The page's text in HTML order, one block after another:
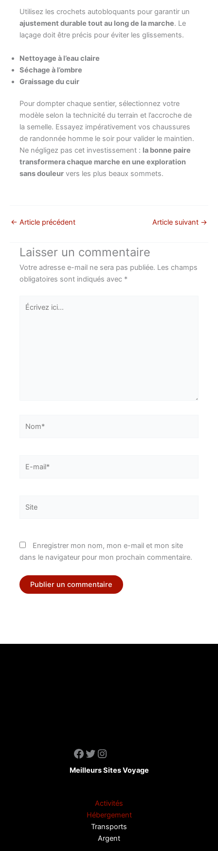
Utilisez les crochets autobloquants pour garantir un
ajustement durable tout au long de la marche. Le
laçage doit être précis pour éviter les glissements.
Nettoyage à l’eau claire
Séchage à l’ombre
Graissage du cuir
Pour dompter chaque sentier, sélectionnez votre
modèle selon la technicité du terrain et l’accroche de
la semelle. Essayez impérativement vos chaussures
de randonnée homme le soir pour valider le maintien.
Ne négligez pas cet investissement : la bonne paire
transformera chaque marche en une exploration
sans douleur vers les plus beaux sommets.
← Article précédent Article suivant →
Laisser un commentaire
Votre adresse e-mail ne sera pas publiée. Les champs
obligatoires sont indiqués avec *
Écrivez
ici…
mail*
Enregistrer mon nom, mon e-mail et mon site
dans le navigateur pour mon prochain commentaire.
Facebook Twitter Instagram
Meilleurs Sites Voyage
Activités
Hébergement
Transports
Argent